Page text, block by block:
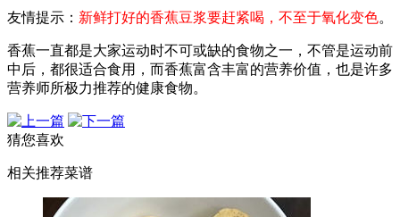
友情提示： 新鲜打好的香蕉豆浆要赶紧喝，不至于氧化变色。
香蕉一直都是大家运动时不可或缺的食物之一，不管是运动前
中后，都很适合食用，而香蕉富含丰富的营养价值，也是许多
营养师所极力推荐的健康食物。
猜您喜欢
相关推荐菜谱